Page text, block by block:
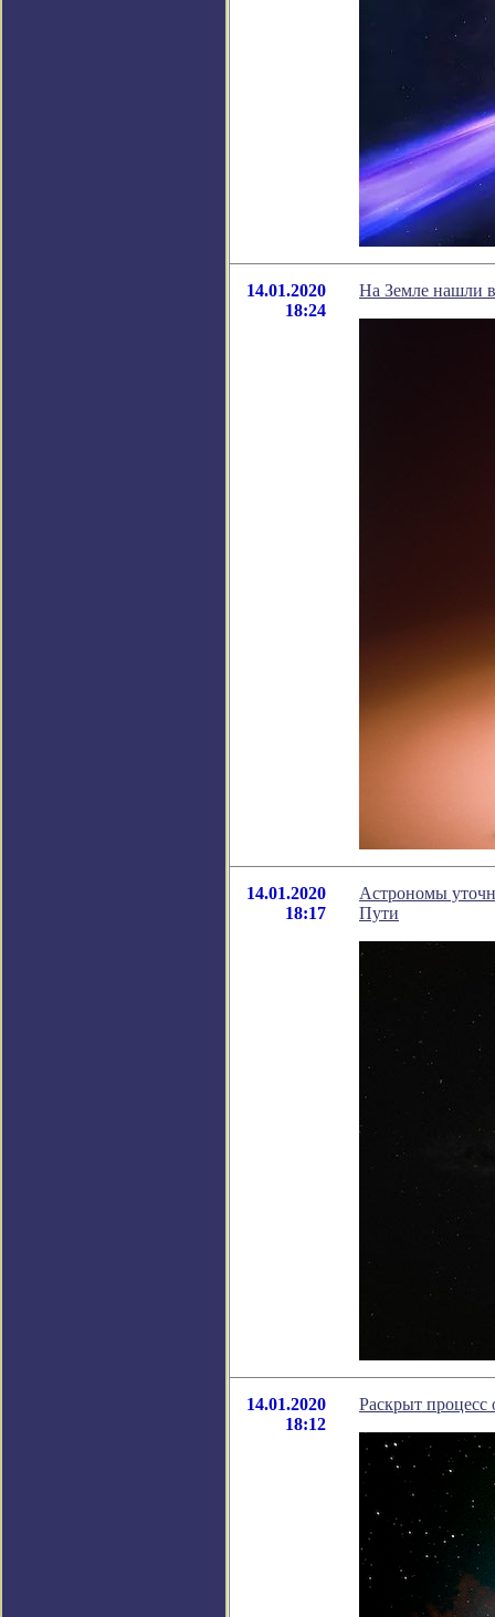
14.01.2020
18:24
На Земле нашли
14.01.2020
18:17
Астрономы
Пути
14.01.2020
18:12
Раскрыт процесс